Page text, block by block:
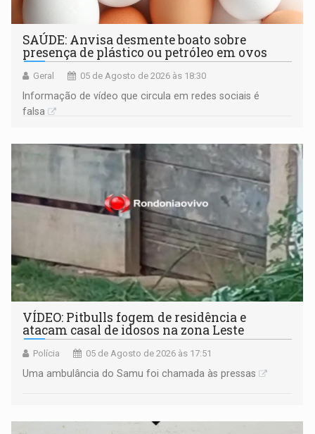
SAÚDE: Anvisa desmente boato sobre
presença de plástico ou petróleo em ovos
Geral 05 de Agosto de 2026 às 18:30
Informação de vídeo que circula em redes sociais é
falsa
VÍDEO: Pitbulls fogem de residência e
atacam casal de idosos na zona Leste
Polícia 05 de Agosto de 2026 às 17:51
Uma ambulância do Samu foi chamada às pressas